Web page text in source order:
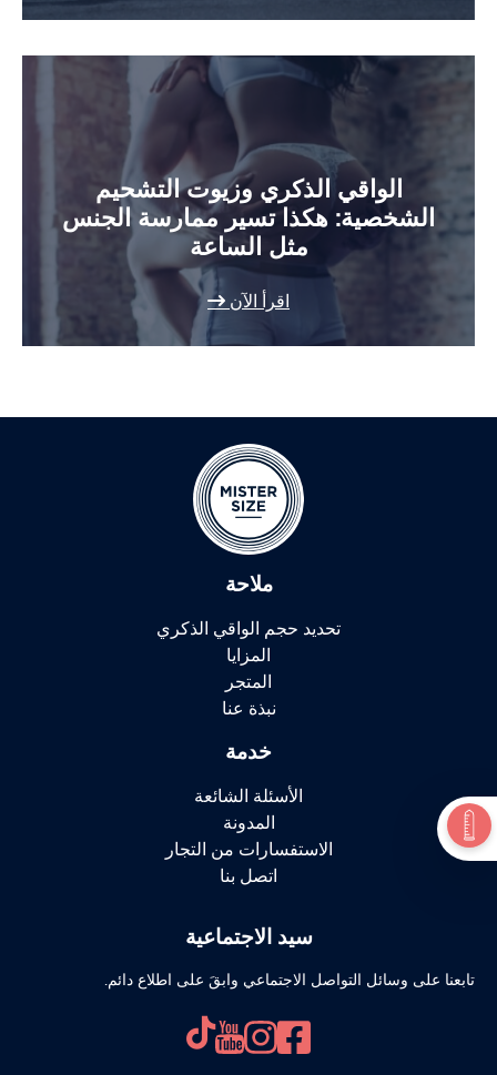
الواقي الذكري وزيوت التشحيم
الشخصية: هكذا تسير ممارسة الجنس
مثل الساعة
اقرأ الآن
ملاحة
تحديد حجم الواقي الذكري
المزايا
المتجر
نبذة عنا
خدمة
الأسئلة الشائعة
المدونة
الاستفسارات من التجار
اتصل بنا
سيد الاجتماعية
تابعنا على وسائل التواصل الاجتماعي وابقَ على اطلاع دائم.